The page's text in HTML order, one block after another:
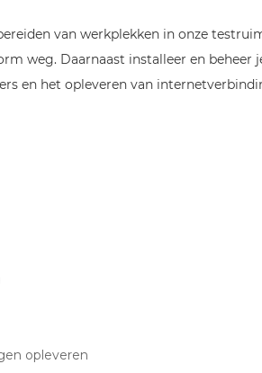
van werkplekken in onze
weg. Daarnaast installeer en
en het opleveren van
opleveren